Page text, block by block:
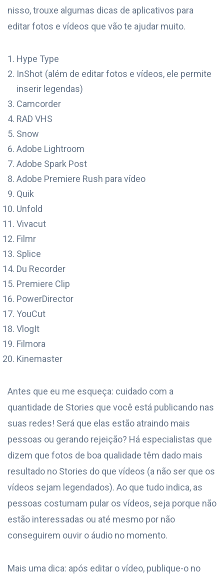
nisso, trouxe algumas dicas de aplicativos para
editar fotos e vídeos que vão te ajudar muito.
Hype Type
InShot (além de editar fotos e vídeos, ele permite
inserir legendas)
Camcorder
RAD VHS
Snow
Adobe Lightroom
Adobe Spark Post
Adobe Premiere Rush para vídeo
Quik
Unfold
Vivacut
Filmr
Splice
Du Recorder
Premiere Clip
PowerDirector
YouCut
VlogIt
Filmora
Kinemaster
Antes que eu me esqueça: cuidado com a
quantidade de Stories que você está publicando nas
suas redes! Será que elas estão atraindo mais
pessoas ou gerando rejeição? Há especialistas que
dizem que fotos de boa qualidade têm dado mais
resultado no Stories do que vídeos (a não ser que os
vídeos sejam legendados). Ao que tudo indica, as
pessoas costumam pular os vídeos, seja porque não
estão interessadas ou até mesmo por não
conseguirem ouvir o áudio no momento.
Mais uma dica: após editar o vídeo, publique-o no